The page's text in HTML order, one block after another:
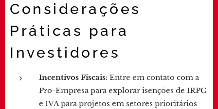
Considerações
Práticas para
Investidores
Incentivos Fiscais: Entre em contato com a
Pro-Empresa para explorar isenções de IRPC
e IVA para projetos em setores prioritários